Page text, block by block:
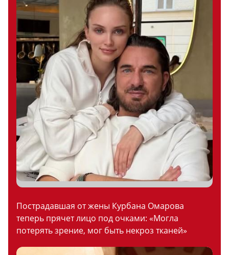
Пострадавшая от жены Курбана Омарова
теперь прячет лицо под очками: «Могла
потерять зрение, мог быть некроз тканей»